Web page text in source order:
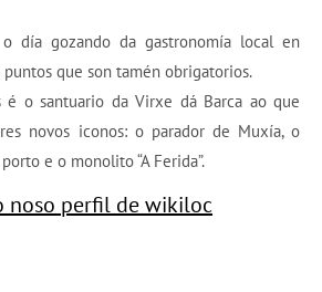
día gozando da gastronomía local en
que son tamén obrigatorios.
é o santuario da Virxe dá Barca ao que
novos iconos: o parador de Muxía, o
e o monolito “A Ferida”.
noso perfil de wikiloc